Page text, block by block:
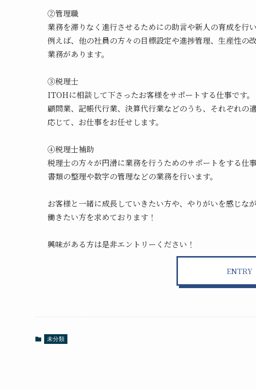
②管理職
業務を滞りなく進行させるためにの助言や新人の育成を行い
例えば、他の社員の方々の目標設定や進捗管理、生産性の
業務があります。
③税理士
ITOHに相談して下さったお客様をサポートする仕事です。
顧問業、記帳代行業、決算代行業などのうち、それぞれの
応じて、お仕事をお任せします。
④税理士補助
税理士の方々が円滑に業務を行うためのサポートをする仕事
書類の整理や数字の管理などの業務を行います。
お客様と一緒に成長していきたい方や、やりがいを感じな
働きたい方を求めております！
興味がある方は是非エントリーください！
ENTRY
未分類